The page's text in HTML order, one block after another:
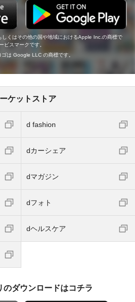
くはその他の国や地域におけるApple Inc.の商標で
スマークです。
は Google LLC の商標です。
ケットストア
d fashion
dカーシェア
dマガジン
dフォト
dヘルスケア
のダウンロードはコチラ